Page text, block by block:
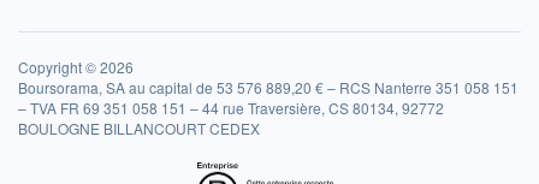
Copyright © 2026
Boursorama, SA au capital de 53 576 889,20 € – RCS Nanterre 351 058 151
– TVA FR 69 351 058 151 – 44 rue Traversière, CS 80134, 92772
BOULOGNE BILLANCOURT CEDEX